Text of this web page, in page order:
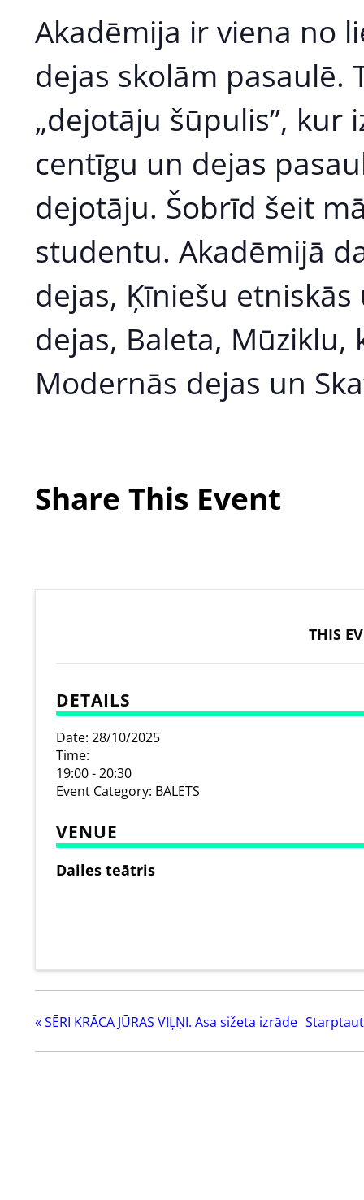
Akadēmija ir viena no
dejas skolām pasaulē.
„dejotāju šūpulis”, kur
centīgu un dejas
dejotāju. Šobrīd šeit
studentu. Akadēmijā
dejas, Ķīniešu
dejas, Baleta, Mūziklu,
Modernās dejas un
Share This Event
THIS
DETAILS
Date: 28/10/2025
Time:
19:00 - 20:30
Event Category: BALETS
VENUE
Dailes teātris
«SĒRI KRĀCA JŪRAS VIĻŅI. Asa sižeta izrāde